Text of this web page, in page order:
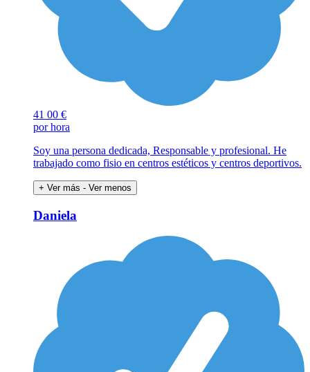
41 00 €
por hora
Soy una persona dedicada, Responsable y profesional. He
trabajado como fisio en centros estéticos y centros deportivos.
+ Ver más - Ver menos
Daniela